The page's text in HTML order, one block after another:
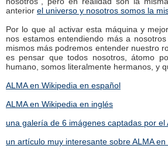
anterior el universo y nosotros somos la
Por lo que al activar esta máquina y
nos estamos entendiendo más a
mismos más podremos entender nuestro
es pensar que todos nosotros, átomo
humano, somos literalmente hermanos, y
ALMA en Wikipedia en español
ALMA en Wikipedia en inglés
una galería de 6 imágenes captadas por el
un artículo muy interesante sobre ALMA en